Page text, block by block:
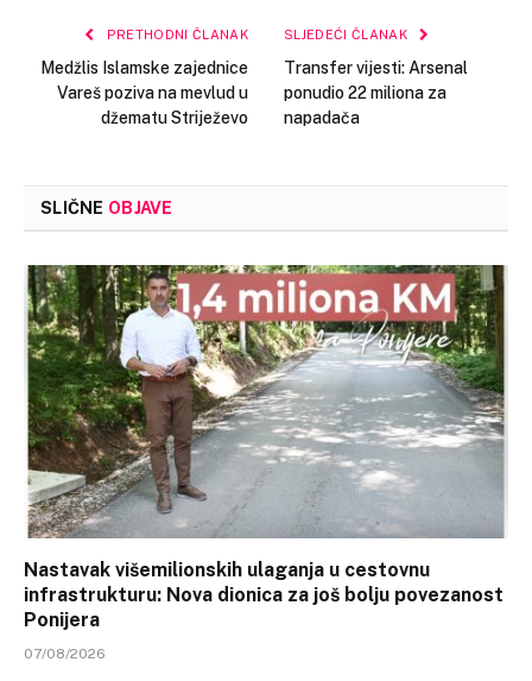
PRETHODNI ČLANAK
Medžlis Islamske zajednice
Vareš poziva na mevlud u
džematu Striježevo
SLJEDEĆI ČLANAK
Transfer vijesti: Arsenal
ponudio 22 miliona za
napadača
SLIČNE OBJAVE
Nastavak višemilionskih ulaganja u cestovnu
infrastrukturu: Nova dionica za još bolju povezanost
Ponijera
07/08/2026